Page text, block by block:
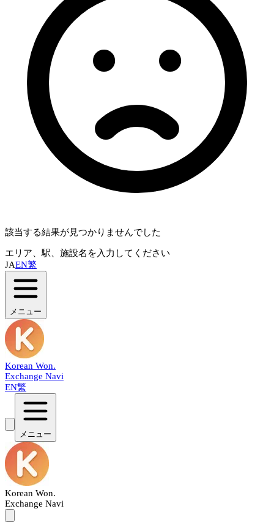
該当する結果が見つかりませんでした
エリア、駅、施設名を入力してください
JAEN繁
メニュー
Korean Won.
Exchange Navi
EN繁
メニュー
Korean Won.
Exchange Navi